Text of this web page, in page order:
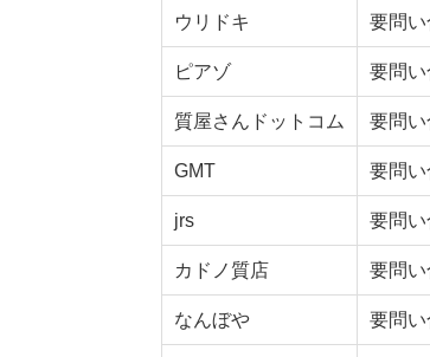
ウリドキ 要問
ピアゾ 要問
質屋さんドットコム 要問
GMT 要問
jrs 要問
カドノ質店 要問
なんぼや 要問